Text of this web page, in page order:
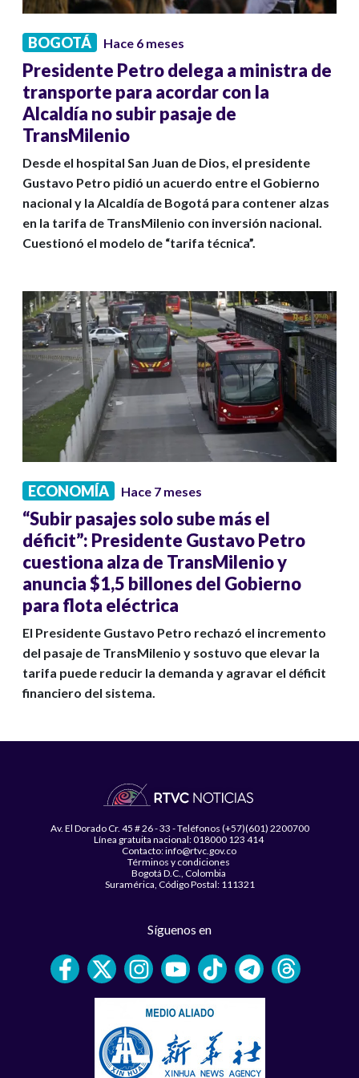
BOGOTÁ Hace 6 meses
Presidente Petro delega a ministra de
transporte para acordar con la
Alcaldía no subir pasaje de
TransMilenio
Desde el hospital San Juan de Dios, el presidente
Gustavo Petro pidió un acuerdo entre el Gobierno
nacional y la Alcaldía de Bogotá para contener alzas
en la tarifa de TransMilenio con inversión nacional.
Cuestionó el modelo de “tarifa técnica”.
ECONOMÍA Hace 7 meses
“Subir pasajes solo sube más el
déficit”: Presidente Gustavo Petro
cuestiona alza de TransMilenio y
anuncia $1,5 billones del Gobierno
para flota eléctrica
El Presidente Gustavo Petro rechazó el incremento
del pasaje de TransMilenio y sostuvo que elevar la
tarifa puede reducir la demanda y agravar el déficit
financiero del sistema.
Av. El Dorado Cr. 45 # 26 - 33 - Teléfonos (+57)(601) 2200700
Línea gratuita nacional: 018000 123 414
Contacto: info@rtvc.gov.co
Términos y condiciones
Bogotá D.C., Colombia
Suramérica, Código Postal: 111321
Síguenos en